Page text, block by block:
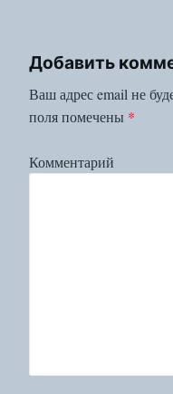
Добавить
Ваш адрес email не
поля помечены *
Комментарий